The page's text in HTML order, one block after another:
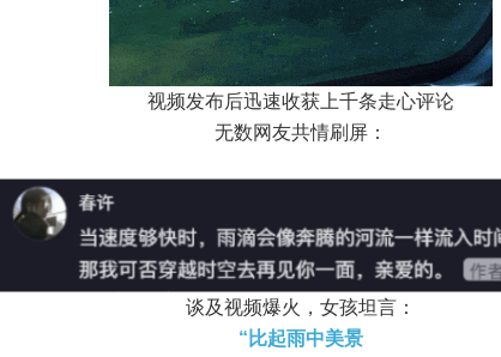
视频发布后迅速收获上千条走心评论
无数网友共情刷屏：
谈及视频爆火，女孩坦言：
“比起雨中美景